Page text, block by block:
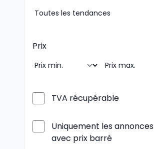
Prix
TVA récupérable
Uniquement les annonces
avec prix barré